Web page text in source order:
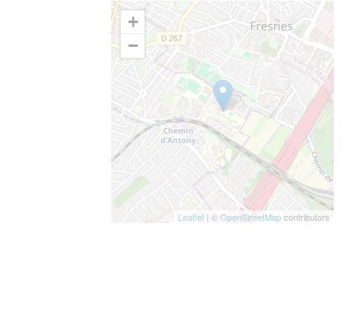
+
−
Leaflet| ©OpenStreetMapcontributors